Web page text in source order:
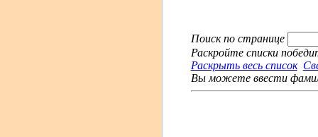
Поиск по странице
Раскройте списки
Раскрыть весь список
Вы можете ввести